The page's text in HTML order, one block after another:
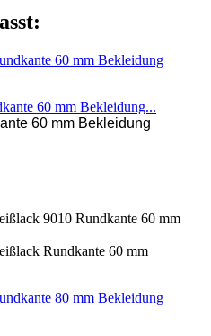
60 mm Bekleidung...
60 mm Bekleidung